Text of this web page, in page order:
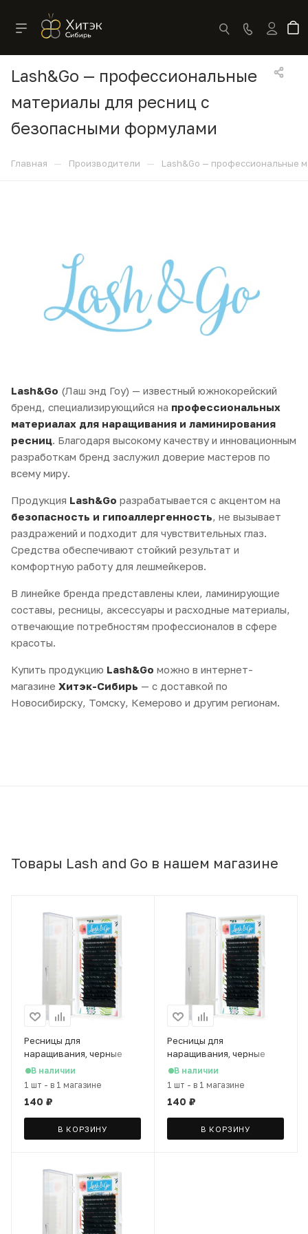
Lash&Go — профессиональные
материалы для ресниц с
безопасными формулами
Главная — Производители — Lash&Go — профессиональные
Lash&Go (Лаш энд Гоу) — известный южнокорейский
бренд, специализирующийся на профессиональных
материалах для наращивания и ламинирования
ресниц. Благодаря высокому качеству и инновационным
разработкам бренд заслужил доверие мастеров по
всему миру.
Продукция Lash&Go разрабатывается с акцентом на
безопасность и гипоаллергенность, не вызывает
раздражений и подходит для чувствительных глаз.
Средства обеспечивают стойкий результат и
комфортную работу для лешмейкеров.
В линейке бренда представлены клеи, ламинирующие
составы, ресницы, аксессуары и расходные материалы,
отвечающие потребностям профессионалов в сфере
красоты.
Купить продукцию Lash&Go можно в интернет-
магазине Хитэк-Сибирь — с доставкой по
Новосибирску, Томску, Кемерово и другим регионам.
Товары Lash and Go в нашем магазине
Ресницы для
наращивания, черные
0,07/C/9 mm (16 линий)
В наличии
1 шт - в 1 магазине
140 ₽
В КОРЗИНУ
Ресницы для
наращивания, черные
0,07/D/8 mm (16 линий)
В наличии
1 шт - в 1 магазине
140 ₽
В КОРЗИНУ